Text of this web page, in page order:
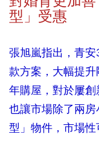
型」受惠
張旭嵐指出，青
款方案，大幅提
年購屋，對於屢創
也讓市場除了兩
型」物件，市場性